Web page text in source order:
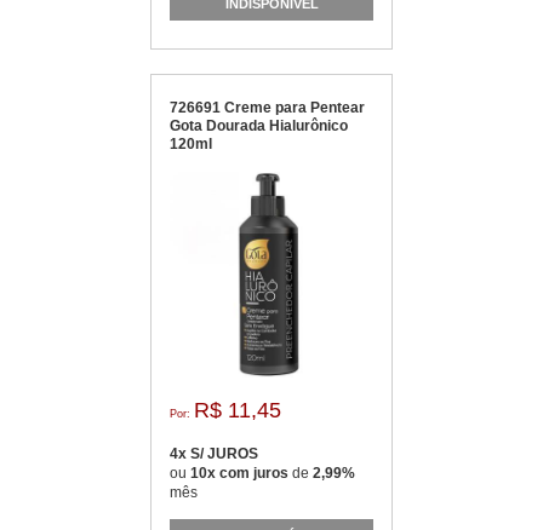
INDISPONÍVEL
726691 Creme para Pentear
Gota Dourada Hialurônico
120ml
Por: R$ 11,45
4x S/ JUROS
ou 10x com juros de 2,99%
mês